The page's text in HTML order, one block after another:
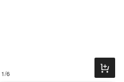
1/6